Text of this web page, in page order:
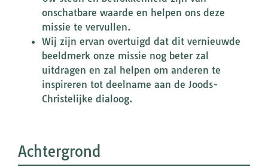
onschatbare waarde en helpen ons deze
missie te vervullen.
Wij zijn ervan overtuigd dat dit vernieuwde
beeldmerk onze missie nog beter zal
uitdragen en zal helpen om anderen te
inspireren tot deelname aan de Joods-
Christelijke dialoog.
Achtergrond